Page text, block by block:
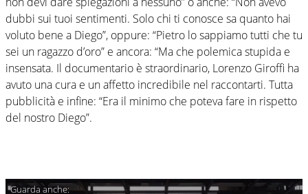
dubbi sui tuoi sentimenti. Solo chi ti conosce sa quanto hai
voluto bene a Diego”, oppure: “Pietro lo sappiamo tutti che tu
sei un ragazzo d’oro” e ancora: “Ma che polemica stupida e
insensata. Il documentario è straordinario, Lorenzo Giroffi ha
avuto una cura e un affetto incredibile nel raccontarti. Tutta
pubblicità e infine: “Era il minimo che poteva fare in rispetto
del nostro Diego”.